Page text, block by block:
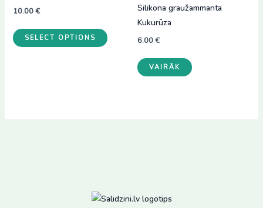
10.00€
SELECT OPTIONS
Silikona graužammanta
Kukurūza
6.00€
VAIRĀK
product